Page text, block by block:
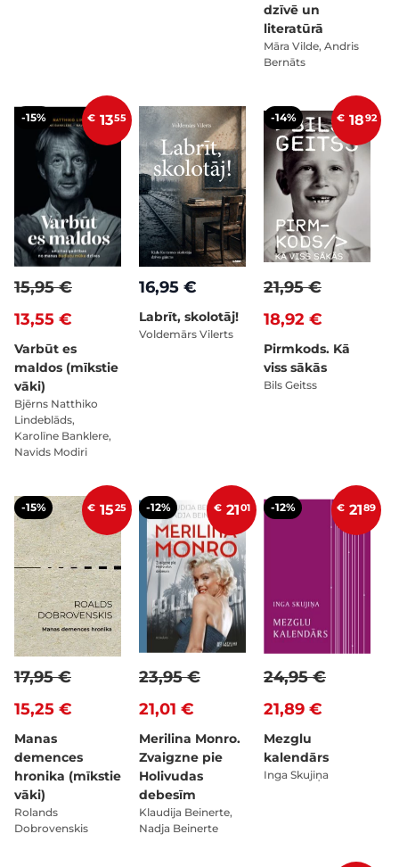
dzīvē un
literatūrā
Māra Vilde, Andris
Bernāts
-15% € 1355
13,55 €
15,95 €
Varbūt es
maldos (mīkstie
vāki)
Bjērns Natthiko
Lindeblāds,
Karolīne Banklere,
Navids Modiri
16,95 €
Labrīt, skolotāj!
Voldemārs Vilerts
-14% € 1892
18,92 €
21,95 €
Pirmkods. Kā
viss sākās
Bils Geitss
-15% € 1525
15,25 €
17,95 €
Manas
demences
hronika (mīkstie
vāki)
Rolands
Dobrovenskis
-12% € 2101
21,01 €
23,95 €
Merilina Monro.
Zvaigzne pie
Holivudas
debesīm
Klaudija Beinerte,
Nadja Beinerte
-12% € 2189
21,89 €
24,95 €
Mezglu
kalendārs
Inga Skujiņa